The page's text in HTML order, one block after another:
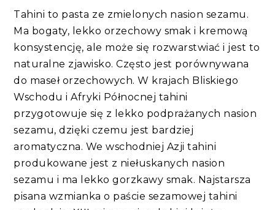
Tahini to pasta ze zmielonych nasion sezamu.
Ma bogaty, lekko orzechowy smak i kremową
konsystencję, ale może się rozwarstwiać i jest to
naturalne zjawisko. Często jest porównywana
do maseł orzechowych. W krajach Bliskiego
Wschodu i Afryki Północnej tahini
przygotowuje się z lekko podprażanych nasion
sezamu, dzięki czemu jest bardziej
aromatyczna. We wschodniej Azji tahini
produkowane jest z niełuskanych nasion
sezamu i ma lekko gorzkawy smak. Najstarsza
pisana wzmianka o paście sezamowej tahini